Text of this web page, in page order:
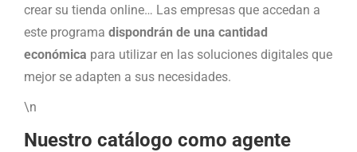
crear su tienda online… Las empresas que accedan a
este programa dispondrán de una cantidad
económica para utilizar en las soluciones digitales que
mejor se adapten a sus necesidades.
\n
Nuestro catálogo como agente